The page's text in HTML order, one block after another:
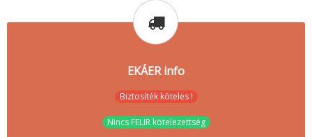
EKÁER info
Biztosíték köteles !
Nincs FELIR kötelezettség